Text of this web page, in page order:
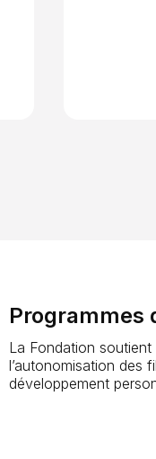
Programmes
La Fondation soutient
l’autonomisation des
développement